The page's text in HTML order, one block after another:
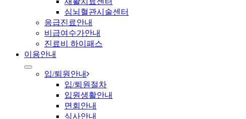
심뇌혈관시술센터
응급진료안내
비급여수가안내
진료비 하이패스
이용안내
입/퇴원안내
입/퇴원절차
입원생활안내
면회안내
식사안내